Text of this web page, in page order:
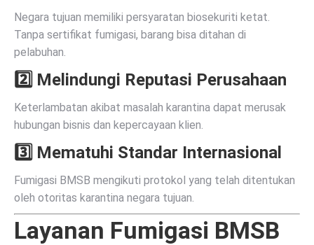
Negara tujuan memiliki persyaratan biosekuriti ketat.
Tanpa sertifikat fumigasi, barang bisa ditahan di
pelabuhan.
2️⃣ Melindungi Reputasi Perusahaan
Keterlambatan akibat masalah karantina dapat merusak
hubungan bisnis dan kepercayaan klien.
3️⃣ Mematuhi Standar Internasional
Fumigasi BMSB mengikuti protokol yang telah ditentukan
oleh otoritas karantina negara tujuan.
Layanan Fumigasi BMSB